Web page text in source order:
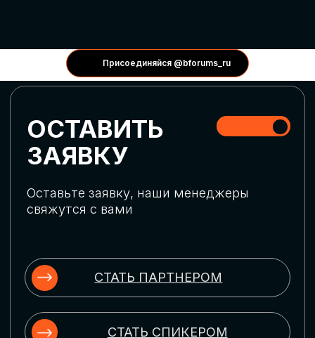
Присоединяйся @bforums_ru
ГЛОБАЛЬНАЯ
ЦИФРОВИЗАЦИЯ
актуальных трендов глобальной цифровой
трансформации. Узнаем о новых подходах
массовом использовании ИИ-
инструментов, обеспечении
ИСКУССТВЕННЫЙ
Узнаем как компании адаптируются к
новой ИИ-реальности. Как ИИ-
сотрудники становятся
«полноправными» членами команды, как
ИИ-помощники забирают на себя рутину
и как можно значительно увеличить
производительность без огромных
затрат на нейросети